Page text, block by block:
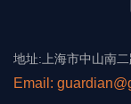
地址:上海市中山南
Email: